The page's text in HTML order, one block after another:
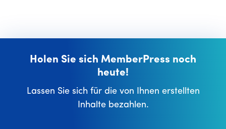
Holen Sie sich MemberPress noch
heute!
Lassen Sie sich für die von Ihnen erstellten
Inhalte bezahlen.